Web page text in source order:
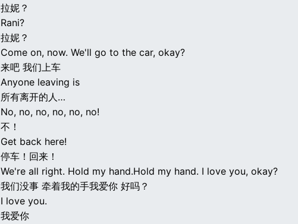
拉妮？
Rani?
拉妮？
Come on, now. We'll go to the car, okay?
来吧 我们上车
Anyone leaving is
所有离开的人…
No, no, no, no, no, no!
不！
Get back here!
停车！回来！
We're all right. Hold my hand.Hold my hand. I love you, okay?
我们没事 牵着我的手我爱你 好吗？
I love you.
我爱你